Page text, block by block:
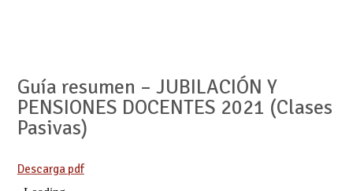
Guía resumen – JUBILACIÓN Y
PENSIONES DOCENTES 2021 (Clases
Pasivas)
Descarga pdf